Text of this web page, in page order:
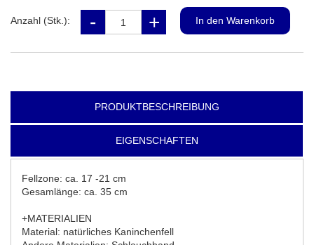
Anzahl (Stk.):
PRODUKTBESCHREIBUNG
EIGENSCHAFTEN
Fellzone: ca. 17 -21 cm
Gesamlänge: ca. 35 cm
+MATERIALIEN
Material: natürliches Kaninchenfell